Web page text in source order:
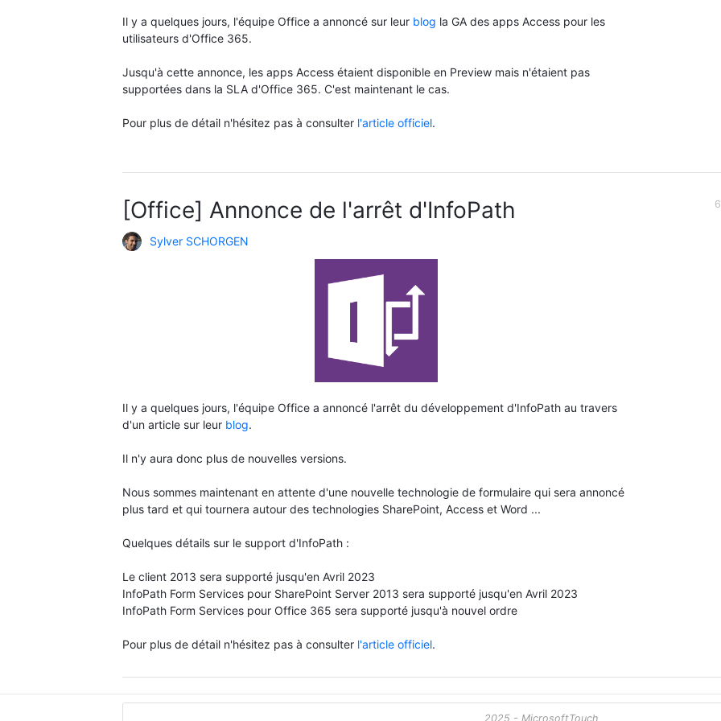
Il y a quelques jours, l'équipe Office a annoncé sur leur blog la GA des apps Access pour les
utilisateurs d'Office 365.
Jusqu'à cette annonce, les apps Access étaient disponible en Preview mais n'étaient pas
supportées dans la SLA d'Office 365. C'est maintenant le cas.
Pour plus de détail n'hésitez pas à consulter l'article officiel.
[Office] Annonce de l'arrêt d'InfoPath
Sylver SCHORGEN
Il y a quelques jours, l'équipe Office a annoncé l'arrêt du développement d'InfoPath au travers
d'un article sur leur blog.
Il n'y aura donc plus de nouvelles versions.
Nous sommes maintenant en attente d'une nouvelle technologie de formulaire qui sera annoncé
plus tard et qui tournera autour des technologies SharePoint, Access et Word ...
Quelques détails sur le support d'InfoPath :
Le client 2013 sera supporté jusqu'en Avril 2023
InfoPath Form Services pour SharePoint Server 2013 sera supporté jusqu'en Avril 2023
InfoPath Form Services pour Office 365 sera supporté jusqu'à nouvel ordre
Pour plus de détail n'hésitez pas à consulter l'article officiel.
2025 - MicrosoftTouch